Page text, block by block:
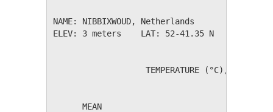
NAME: NIBBIXWOUD,
ELEV: 3 meters    LAT: 52-41.35 N    LONG:
TEMPERATURE (°C), RAIN
MEAN